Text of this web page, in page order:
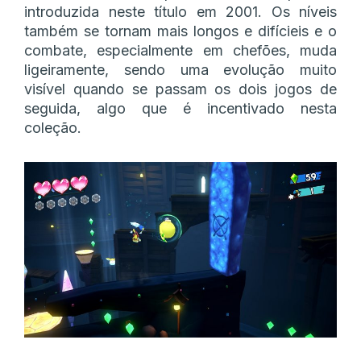
introduzida neste título em 2001. Os níveis
também se tornam mais longos e difícieis e o
combate, especialmente em chefões, muda
ligeiramente, sendo uma evolução muito
visível quando se passam os dois jogos de
seguida, algo que é incentivado nesta
coleção.